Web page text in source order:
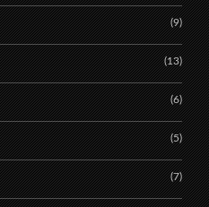
(9)
(13)
(6)
(5)
(7)